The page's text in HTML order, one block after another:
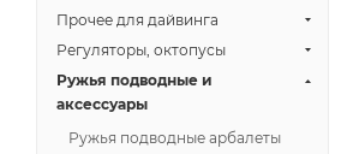
Прочее для дайвинга
Регуляторы, октопусы
Ружья подводные и
аксессуары
Ружья подводные арбалеты